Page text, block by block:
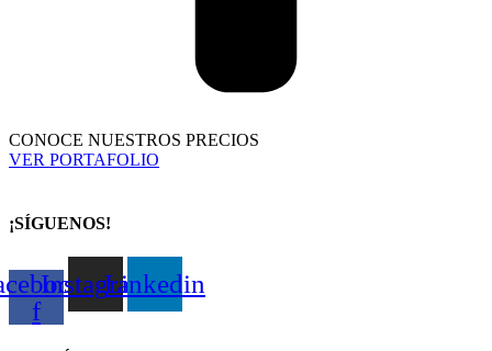
CONOCE NUESTROS PRECIOS
VER PORTAFOLIO
¡SÍGUENOS!
f
InstagramLinkedin